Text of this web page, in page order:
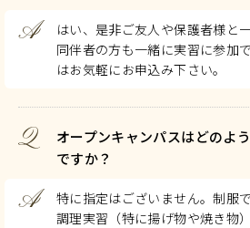
A
はい、是非ご友人や保護者様と
同伴者の方も一緒に実習に参加
はお気軽にお申込み下さい。
Q
オープンキャンパスはどのよ
ですか？
A
特に指定はございません。制服
調理実習（特に揚げ物や焼き物